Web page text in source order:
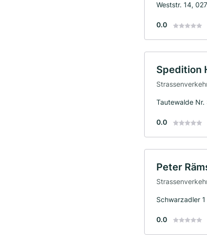
Weststr. 14,
0.0
Spedition
Tautewalde
0.0
Peter
Schwarzadler
0.0